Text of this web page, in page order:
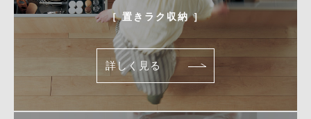
［ 置きラク収納 ］
詳しく見る